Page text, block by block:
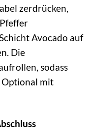
zerdrücken,
Avocado auf
Die
sodass
Optional mit